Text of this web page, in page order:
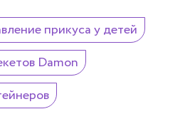
прикуса у детей
Damon